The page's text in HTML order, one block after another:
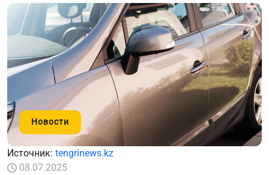
Новости
Источник: tengrinews.kz
08.07.2025